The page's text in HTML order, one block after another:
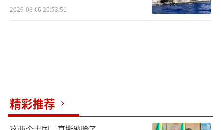
2026-08-06 20:53:51
精彩推荐